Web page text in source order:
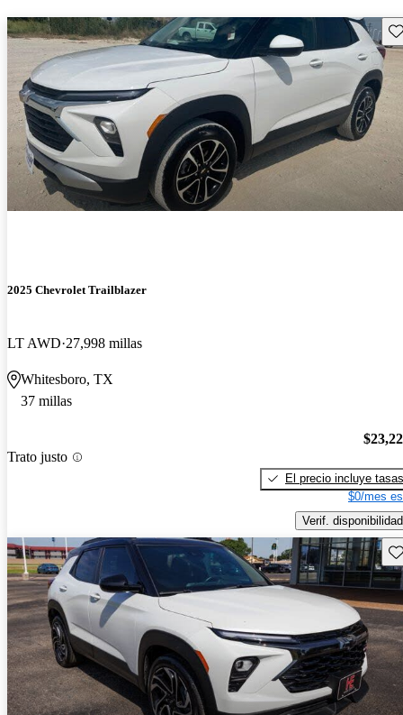
2025 Chevrolet Trailblazer
LT AWD 27,998 millas
Whitesboro, TX
37 millas
Trato justo
El precio incluye tasas
$0/mes
Verif. disponibilidad